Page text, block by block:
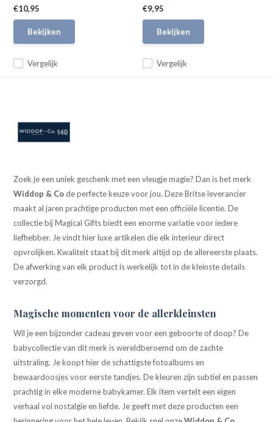
Vergelijk
€10,95
Bekijken
Vergelijk
€9,95
Bekijken
Zoek je een uniek geschenk met een vleugje magie? Dan is het merk
Widdop & Code perfecte keuze voor jou. Deze Britse leverancier
maakt al jaren prachtige producten met een officiële licentie. De
collectie bij Magical Gifts biedt een enorme variatie voor iedere
liefhebber. Je vindt hier luxe artikelen die elk interieur direct
opvrolijken. Kwaliteit staat bij dit merk altijd op de allereerste plaats.
De afwerking van elk product is werkelijk tot in de kleinste details
verzorgd.
Magische momenten voor de allerkleinsten
Wil je een bijzonder cadeau geven voor een geboorte of doop? De
babycollectie van dit merk is wereldberoemd om de zachte
uitstraling. Je koopt hier de schattigste fotoalbums en
bewaardoosjes voor eerste tandjes. De kleuren zijn subtiel en passen
prachtig in elke moderne babykamer. Elk item vertelt een eigen
verhaal vol nostalgie en liefde. Je geeft met deze producten een